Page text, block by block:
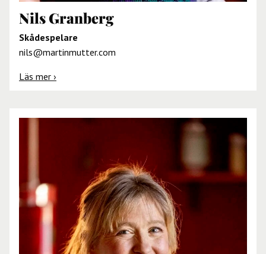
Nils Granberg
Skådespelare
nils@martinmutter.com
Läs mer ›